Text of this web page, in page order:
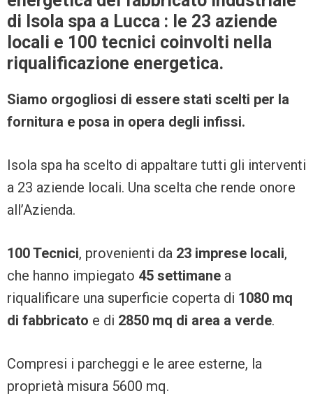
di Isola spa a Lucca : le 23 aziende
locali e 100 tecnici coinvolti nella
riqualificazione energetica.
Siamo orgogliosi di essere stati scelti per la
fornitura e posa in opera degli infissi.
Isola spa ha scelto di appaltare tutti gli interventi
a 23 aziende locali. Una scelta che rende onore
all’Azienda.
100 Tecnici, provenienti da 23 imprese locali,
che hanno impiegato 45 settimane a
riqualificare una superficie coperta di 1080 mq
di fabbricato e di 2850 mq di area a verde.
Compresi i parcheggi e le aree esterne, la
proprietà misura 5600 mq.